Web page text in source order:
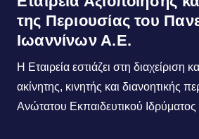
της Περιουσίας του
Ιωαννίνων Α.Ε.
Η Εταιρεία εστιάζει στη διαχείριση
ακίνητης, κινητής και διανοητικής
Ανώτατου Εκπαιδευτικού Ιδρύματος